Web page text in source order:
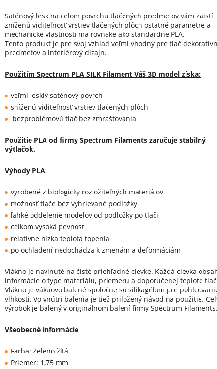
Saténový lesk na celom povrchu tlačených predmetov vám zaistí
zníženú viditeľnosť vrstiev tlačených plôch ostatné parametre a
mechanické vlastnosti má rovnaké ako štandardné PLA.
Tento produkt je pre svoj vzhľad veľmi vhodný pre tlač
predmetov a interiérový dizajn.
Použitím Spectrum PLA SILK Filament Váš 3D model získa:
veľmi lesklý saténový povrch
sníženú viditeľnosť vrstiev tlačených plôch
bezproblémovú tlač bez zmrašťovania
Použitie PLA od firmy Spectrum Filaments zaručuje stabilný
výtlačok.
Výhody PLA:
vyrobené z biologicky rozložiteľných materiálov
možnosť tlače bez vyhrievané podložky
ľahké oddelenie modelov od podložky po tlači
celkom vysoká pevnosť
relatívne nízka teplota topenia
po ochladení nedochádza k zmenám a deformáciám
Vlákno je navinuté na čisté priehľadné cievke. Každá cievka
informácie o type materiálu, priemeru a doporučenej teplote
Vlákno je vákuovo balené spoločne so silikagélom pre
vlhkosti. Vo vnútri balenia je tiež priložený návod na použitie.
výrobok je balený v originálnom balení firmy Spectrum Filaments.
Všeobecné informácie
Farba: Zeleno žltá
Priemer: 1,75 mm